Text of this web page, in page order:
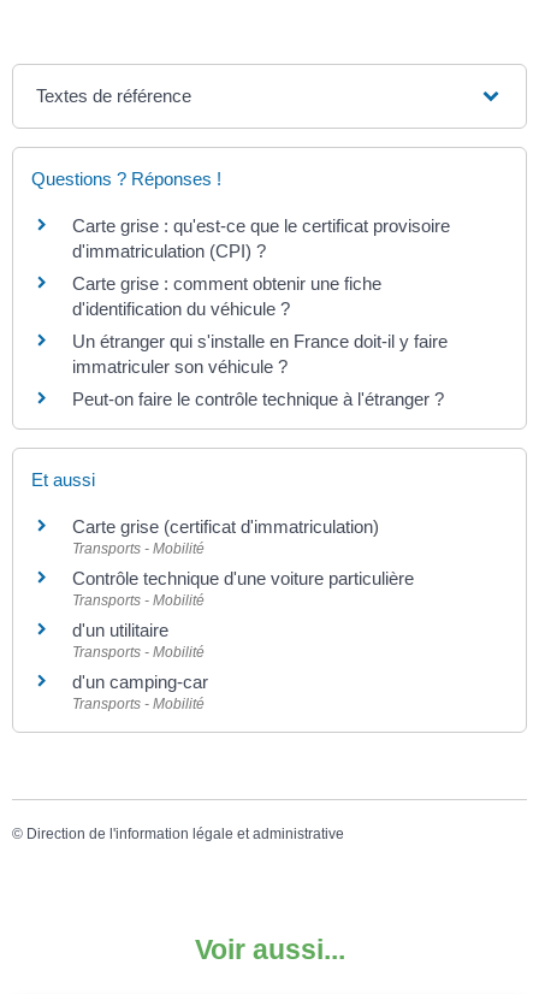
Textes de référence
Questions ? Réponses !
Carte grise : qu'est-ce que le certificat provisoire
d'immatriculation (CPI) ?
Carte grise : comment obtenir une fiche
d'identification du véhicule ?
Un étranger qui s'installe en France doit-il y faire
immatriculer son véhicule ?
Peut-on faire le contrôle technique à l'étranger ?
Et aussi
Carte grise (certificat d'immatriculation)
Transports - Mobilité
Contrôle technique d'une voiture particulière
Transports - Mobilité
d'un utilitaire
Transports - Mobilité
d'un camping-car
Transports - Mobilité
© Direction de l'information légale et administrative
Voir aussi...